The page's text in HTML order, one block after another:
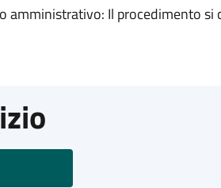
amministrativo: Il procedimento si